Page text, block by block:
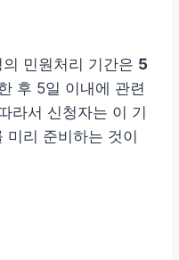
민원처리 기간은 5
후 5일 이내에 관련
라서 신청자는 이 기
미리 준비하는 것이